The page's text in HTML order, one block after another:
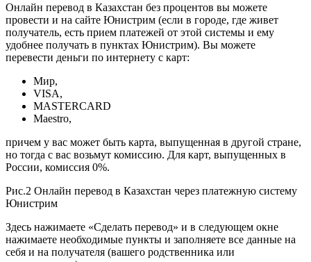
Онлайн перевод в Казахстан без процентов вы можете
провести и на сайте Юнистрим (если в городе, где живет
получатель, есть прием платежей от этой системы и ему
удобнее получать в пунктах Юнистрим). Вы можете
перевести деньги по интернету с карт:
Мир,
VISA,
MASTERCARD
Maestro,
причем у вас может быть карта, выпущенная в другой стране,
но тогда с вас возьмут комиссию. Для карт, выпущенных в
России, комиссия 0%.
Рис.2 Онлайн перевод в Казахстан через платежную систему
Юнистрим
Здесь нажимаете «Сделать перевод» и в следующем окне
нажимаете необходимые пункты и заполняете все данные на
себя и на получателя (вашего родственника или